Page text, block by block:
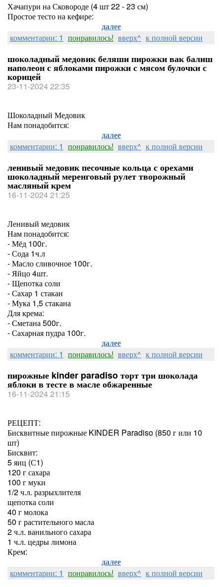
Хачапури на Сковороде (4 шт 22 - 23 см)
Простое тесто на кефире:
далее
комментарии: 1 понравилось! вверх^ к полной версии
шоколадный медовик беляши пирожки вак балиш
наполеон с яблоками пирожки с мясом булочки с
корицей
23-11-2024 22:35
Шоколадный Медовик
Нам понадобится:
далее
комментарии: 1 понравилось! вверх^ к полной версии
ленивый медовик песочные кольца с орехами
шоколадный меренговый рулет творожный
масляный крем
16-11-2024 21:25
Ленивый медовик
Нам понадобится:
- Мёд 100г.
- Сода 1ч.л
- Масло сливочное 100г.
- Яйцо 4шт.
- Щепотка соли
- Сахар 1 стакан
- Мука 1,5 стакана
Для крема:
- Сметана 500г.
- Сахарная пудра 100г.
далее
комментарии: 1 понравилось! вверх^ к полной версии
пирожные kinder paradiso торт три шоколада
яблоки в тесте в масле обжаренные
16-11-2024 21:15
РЕЦЕПТ:
Бисквитные пирожные KINDER Paradiso (850 г или 10
шт)
Бисквит:
5 яиц (С1)
120 г сахара
100 г муки
1/2 ч.л. разрыхлителя
щепотка соли
40 г молока
50 г растительного масла
2 ч.л. ванильного сахара
1 ч.л. цедры лимона
Крем:
далее
комментарии: 1 понравилось! вверх^ к полной версии